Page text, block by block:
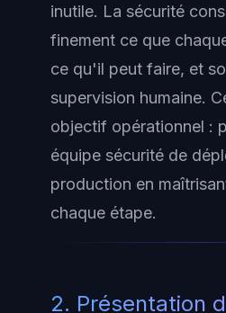
inutile. La sécurité
finement ce que
ce qu'il peut faire, et
supervision humaine.
objectif opérationnel :
équipe sécurité de
production en
chaque étape.
2. Présentation